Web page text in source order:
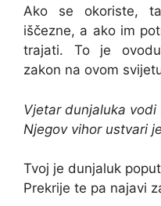
Ako se okoriste,
iščezne, a ako im
trajati. To je
zakon na ovom
Vjetar dunjaluka vodi
Njegov vihor ustvari
Tvoj je dunjaluk
Prekrije te pa najavi